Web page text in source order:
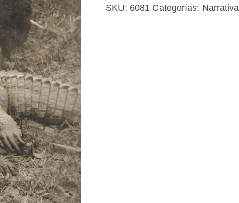
Mbama
SKU: 6081 Categorías: Narrativa